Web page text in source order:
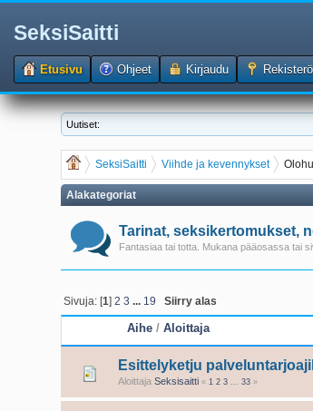
SeksiSaitti
Etusivu Ohjeet Kirjaudu
Uutiset:
SeksiSaitti Viihde ja kevennykset
Alakategoriat
Tarinat, seksikertomukset,
Fantasiaa tai totta. Mukana pääosassa tai
Sivuja: [1] 2 3 ... 19 Siirry alas
Aihe /Aloittaja
Esittelyketju
AloittajaSeksisaitti «1 2 3 ...33 »